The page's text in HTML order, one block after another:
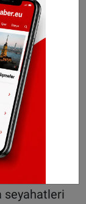
sağcı
alanında
sonra,
"Havadan
sınırlarını
seyahatleri